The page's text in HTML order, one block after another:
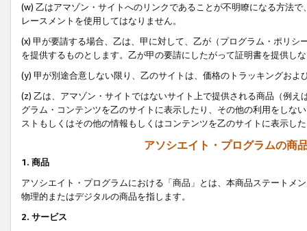
(w) 乙はアマゾン・サイトへのリンクであることが不明瞭になる方法
レースメントを使用してはなりません。
(x) 甲が要請する場合、乙は、甲に対して、乙が（プログラム・ポリ
を提供するものとします。乙が甲の要請にしたがって証明書を提供し
(y) 甲が別途合意しない限り、乙のサイトは、価格のトラッキングお
(z) 乙は、アマゾン・サイトではないサイト上で提供される商品（例
グラム・コンテンツを乙のサイトに表示したり、その他の利用をしな
ストもしくはその他の情報もしくはコンテンツを乙のサイトに表示し
アソシエイト・プログラムの商
1. 商品
アソシエイト・プログラムにおける「商品」とは、本商品ステートメ
物理的またはデジタルの商品を指します。
2. サービス